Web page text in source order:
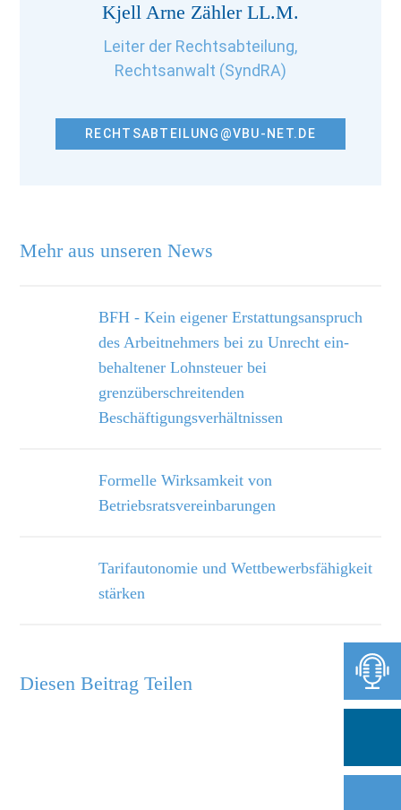
Mehr aus unseren News
BFH - Kein eigener Erstattungsanspruch
des Arbeitnehmers bei zu Unrecht ein­
behaltener Lohnsteuer bei
grenzüberschreitenden
Beschäftigungsverhältnissen
Formelle Wirksamkeit von
Betriebsratsvereinbarungen
Tarifautonomie und Wettbewerbsfähigkeit
stärken
Kjell Arne Zähler LL.M.
Leiter der Rechtsabteilung,
Rechtsanwalt (SyndRA)
RECHTSABTEILUNG@VBU-NET.DE
Diesen Beitrag Teilen